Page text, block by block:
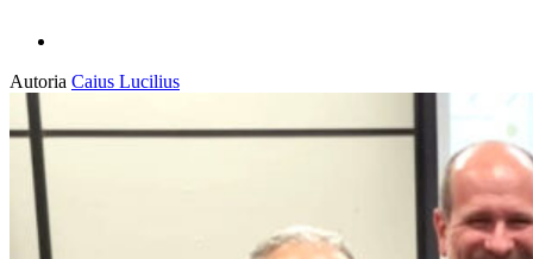
Autoria Caius Lucilius